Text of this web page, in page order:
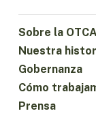
Sobre la OTCA
Nuestra
Gobernanza
Cómo
Prensa